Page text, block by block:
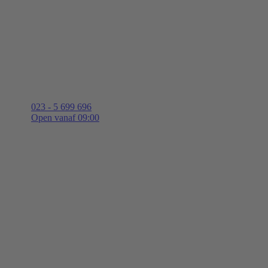
023 - 5 699 696
Open vanaf 09:00